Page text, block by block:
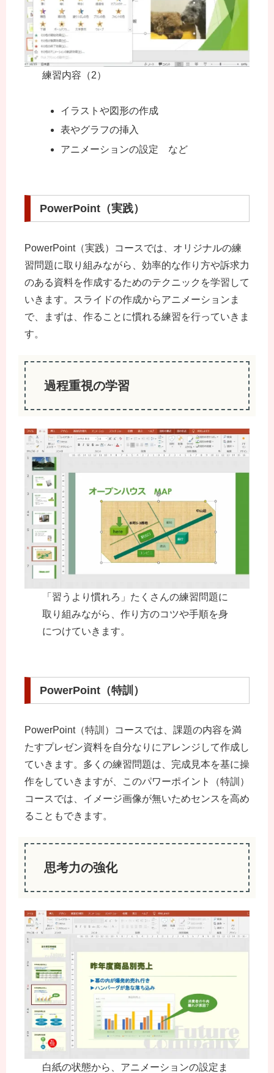
練習内容（2）
イラストや図形の作成
表やグラフの挿入
アニメーションの設定 など
PowerPoint（実践）
PowerPoint（実践）コースでは、オリジナルの練
習問題に取り組みながら、効率的な作り方や訴求力
のある資料を作成するためのテクニックを学習して
いきます。スライドの作成からアニメーションま
で、まずは、作ることに慣れる練習を行っていきま
す。
過程重視の学習
「習うより慣れろ」たくさんの練習問題に
取り組みながら、作り方のコツや手順を身
につけていきます。
PowerPoint（特訓）
PowerPoint（特訓）コースでは、課題の内容を満
たすプレゼン資料を自分なりにアレンジして作成し
ていきます。多くの練習問題は、完成見本を基に操
作をしていきますが、このパワーポイント（特訓）
コースでは、イメージ画像が無いためセンスを高め
ることもできます。
思考力の強化
白紙の状態から、アニメーションの設定ま